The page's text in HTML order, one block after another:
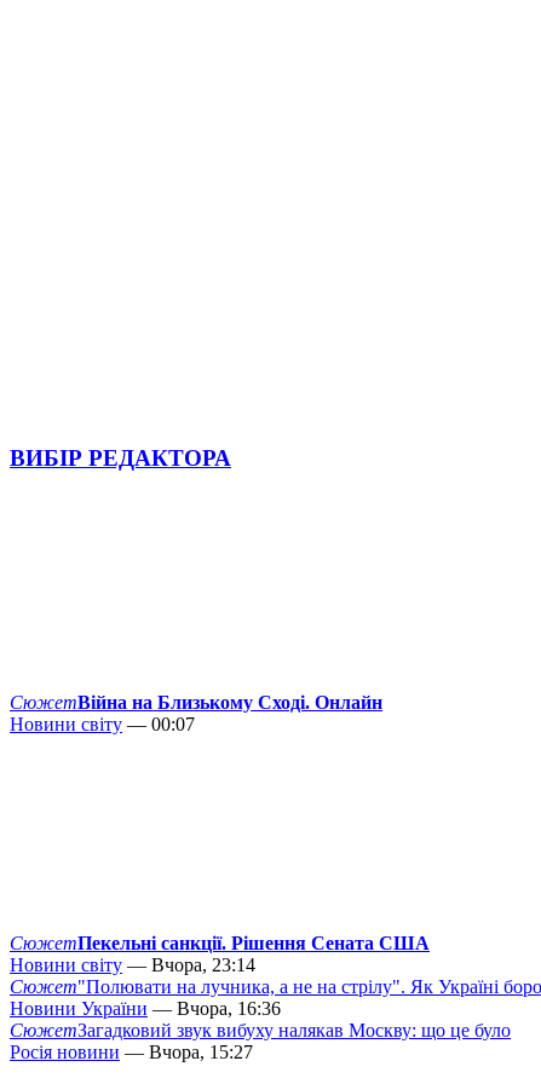
ВИБІР РЕДАКТОРА
СюжетВійна на Близькому Сході. Онлайн
Новини світу — 00:07
СюжетПекельні санкції. Рішення Сената США
Новини світу — Вчора, 23:14
Сюжет"Полювати на лучника, а не на стрілу". Як Україні
Новини України — Вчора, 16:36
СюжетЗагадковий звук вибуху налякав Москву: що це було
Росія новини — Вчора, 15:27